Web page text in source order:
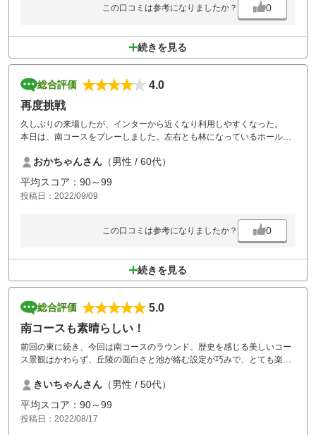
女性3人だったので、前の組の待ちがほぼ全ホール。後ろもだいぶ空い
ていました。後ろは、後続が詰まっていたので、もう少しマーシャルが
お昼も増額なしのメニューもあり、良かったです。
この口コミは参考になりましたか？ 0
続きを見る
総合評価
4.0
再度挑戦
久しぶりの来場したが、インターから近くなり利用しやすくなった。
本日は、南コースをプレーしました。左右とも林になっているホールが
く、しかも周りにバンカーがあり、アイアンの確実なキャリーが要求さ
れ苦戦しました。ショットの正確性を上げ、再度挑戦をしたいと思いま
す。
おかちゃんさん （男性 / 60代）
平均スコア：90～99
投稿日：2022/09/09
この口コミは参考になりましたか？ 0
続きを見る
総合評価
5.0
南コースも素晴らしい！
前回の東に続き、今回は南コースのラウンド。歴史を感じる美しいコー
ス景観はかわらず、丘陵の面白さと池が絡む設定が巧みで、とても楽し
きいちゃんさん （男性 / 50代）
平均スコア：90～99
投稿日：2022/08/17